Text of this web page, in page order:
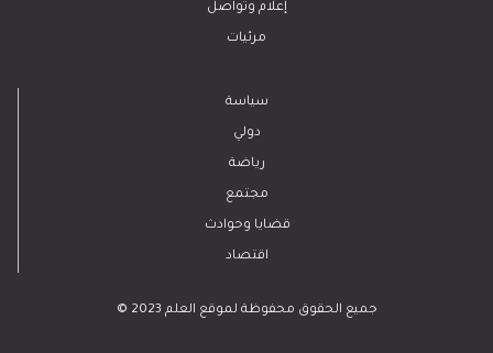
إعلام وتواصل
مرئيات
سياسة
دولي
رياضة
مجتمع
قضايا وحوادث
اقتصاد
© 2023 جميع الحقوق محفوظة لموقع العلم